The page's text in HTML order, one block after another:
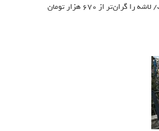
افزایش قیمت گوشت طبیعی است/ لاشه را گران‌تر از 670 هزار تومان